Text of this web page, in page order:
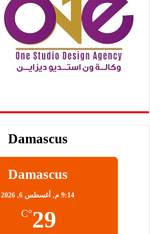
Damascus
Damascus
9:14 م, أغسطس 6, 2026
29
°C